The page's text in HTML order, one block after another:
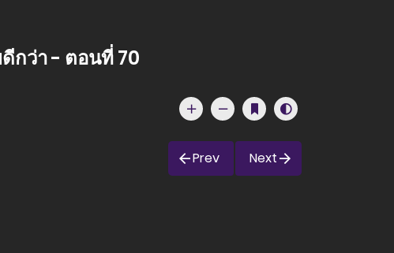
กว่า - ตอนที่ 70
Prev Next